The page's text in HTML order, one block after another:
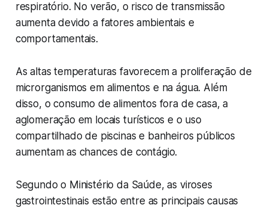
respiratório. No verão, o risco de transmissão
aumenta devido a fatores ambientais e
comportamentais.
As altas temperaturas favorecem a proliferação de
microrganismos em alimentos e na água. Além
disso, o consumo de alimentos fora de casa, a
aglomeração em locais turísticos e o uso
compartilhado de piscinas e banheiros públicos
aumentam as chances de contágio.
Segundo o Ministério da Saúde, as viroses
gastrointestinais estão entre as principais causas